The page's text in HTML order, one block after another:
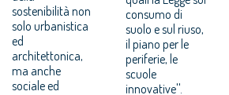
sostenibilità non
solo urbanistica
ed
architettonica,
ma anche
sociale ed
consumo di
suolo e sul riuso,
il piano per le
periferie, le
scuole
innovative''.